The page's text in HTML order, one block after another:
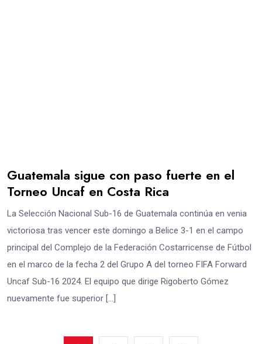
Guatemala sigue con paso fuerte en el
Torneo Uncaf en Costa Rica
La Selección Nacional Sub-16 de Guatemala continúa en venia
victoriosa tras vencer este domingo a Belice 3-1 en el campo
principal del Complejo de la Federación Costarricense de Fútbol
en el marco de la fecha 2 del Grupo A del torneo FIFA Forward
Uncaf Sub-16 2024. El equipo que dirige Rigoberto Gómez
nuevamente fue superior […]